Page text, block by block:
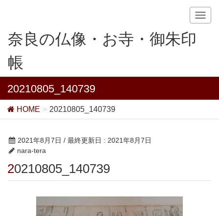
T
v
奈良の仏像・お寺・御朱印
帳
20210805_140739
HOME 20210805_140739
2021年8月7日 / 最終更新日 : 2021年8月7日
nara-tera
20210805_140739